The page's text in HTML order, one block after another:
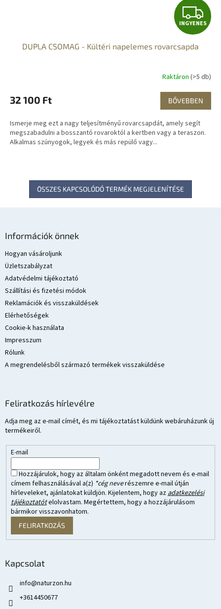
I
N
Y
E
N
E
INGYENES
DUPLA CSOMAG - Kültéri napelemes rovarcsapda
Raktáron (>5 db)
32 100 Ft BŐVEBBEN
Ismerje meg ezt a nagy teljesítményű rovarcsapdát, amely segít
megszabadulni a bosszantó rovaroktól a kertben vagy a teraszon.
Alkalmas szúnyogok, legyek és más repülő vagy...
ÖSSZES KAPCSOLÓDÓ TERMÉK MEGJELENÍTÉSE
Információk önnek
Hogyan vásároljunk
Üzletszabályzat
Adatvédelmi tájékoztató
Szállítási és fizetési módok
Reklamációk és visszaküldések
Elérhetőségek
Cookie-k használata
Impresszum
Rólunk
A megrendelésből származó termékek visszaküldése
Feliratkozás hírlevélre
Adja meg az e-mail címét, és mi tájékoztatást küldünk webáruházunk új
termékeiről.
E-mail
Hozzájárulok, hogy az általam önként megadott nevem és e-mail
címem felhasználásával a(z) *cég neverészemre e-mail útján
hírleveleket, ajánlatokat küldjön. Kijelentem, hogy az adatkezelési
tájékoztatótelolvastam. Megértettem, hogy a hozzájárulásom
bármikor visszavonhatom.
FELIRATKOZÁS
Kapcsolat
info@naturzon.hu
+3614450677